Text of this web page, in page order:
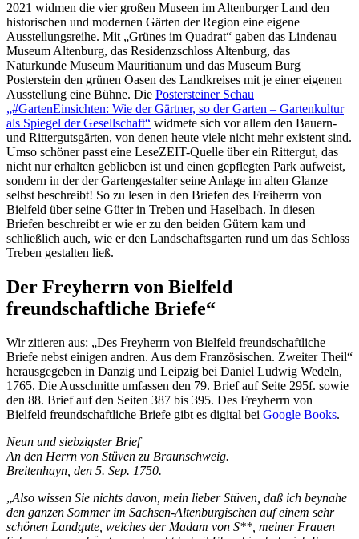
2021 widmen die vier großen Museen im Altenburger Land den
historischen und modernen Gärten der Region eine eigene
Ausstellungsreihe. Mit „Grünes im Quadrat“ gaben das Lindenau
Museum Altenburg, das Residenzschloss Altenburg, das
Naturkunde Museum Mauritianum und das Museum Burg
Posterstein den grünen Oasen des Landkreises mit je einer eigenen
Ausstellung eine Bühne. Die Postersteiner Schau
„#GartenEinsichten: Wie der Gärtner, so der Garten – Gartenkultur
als Spiegel der Gesellschaft“ widmete sich vor allem den Bauern-
und Rittergutsgärten, von denen heute viele nicht mehr existent sind.
Umso schöner passt eine LeseZEIT-Quelle über ein Rittergut, das
nicht nur erhalten geblieben ist und einen gepflegten Park aufweist,
sondern in der der Gartengestalter seine Anlage im alten Glanze
selbst beschreibt! So zu lesen in den Briefen des Freiherrn von
Bielfeld über seine Güter in Treben und Haselbach. In diesen
Briefen beschreibt er wie er zu den beiden Gütern kam und
schließlich auch, wie er den Landschaftsgarten rund um das Schloss
Treben gestalten ließ.
Der Freyherrn von Bielfeld
freundschaftliche Briefe“
Wir zitieren aus: „Des Freyherrn von Bielfeld freundschaftliche
Briefe nebst einigen andren. Aus dem Französischen. Zweiter Theil“
herausgegeben in Danzig und Leipzig bei Daniel Ludwig Wedeln,
1765. Die Ausschnitte umfassen den 79. Brief auf Seite 295f. sowie
den 88. Brief auf den Seiten 387 bis 395. Des Freyherrn von
Bielfeld freundschaftliche Briefe gibt es digital bei Google Books.
Neun und siebzigster Brief
An den Herrn von Stüven zu Braunschweig.
Breitenhayn, den 5. Sep. 1750.
„Also wissen Sie nichts davon, mein lieber Stüven, daß ich beynahe
den ganzen Sommer im Sachsen-Altenburgischen auf einem sehr
schönen Landgute, welches der Madam von S**, meiner Frauen